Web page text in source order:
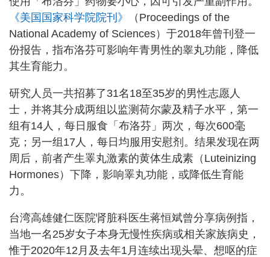
《美国国家科学院院刊》
（Proceedings of the
National Academy of Sciences）于2018年曾刊登一
份报告，指布洛芬可影响年青男性的睾丸功能，降低
其生育能力。
研究人员一共招募了31名18至35岁的男性志愿人
士，并将其分成两组以监测荷尔蒙及精子水平，第一
组有14人，每日服食「布洛芬」两次，每次600毫
克；另一组17人，每日均服用安慰剂。结果发现在两
周后，前者产生睪丸激素的黄体生成素（Luteinizing
Hormones）下降，影响睪丸功能，或降低生育能
力。
台湾高雄健仁医院肾脏科医生蒋恒斌曾分享病例指，
当地一名25岁女子本身无慢性疾病或相关家族病史，
惟于2020年12月及去年1月连续出现头晕、想呕的症